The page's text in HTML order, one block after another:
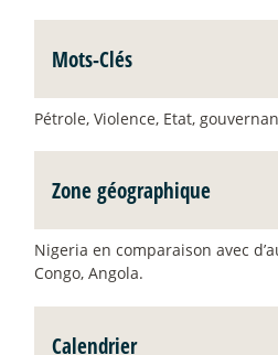
Mots-Clés
Pétrole, Violence, Etat,
Zone géographique
Nigeria en comparaison avec
Congo, Angola.
Calendrier